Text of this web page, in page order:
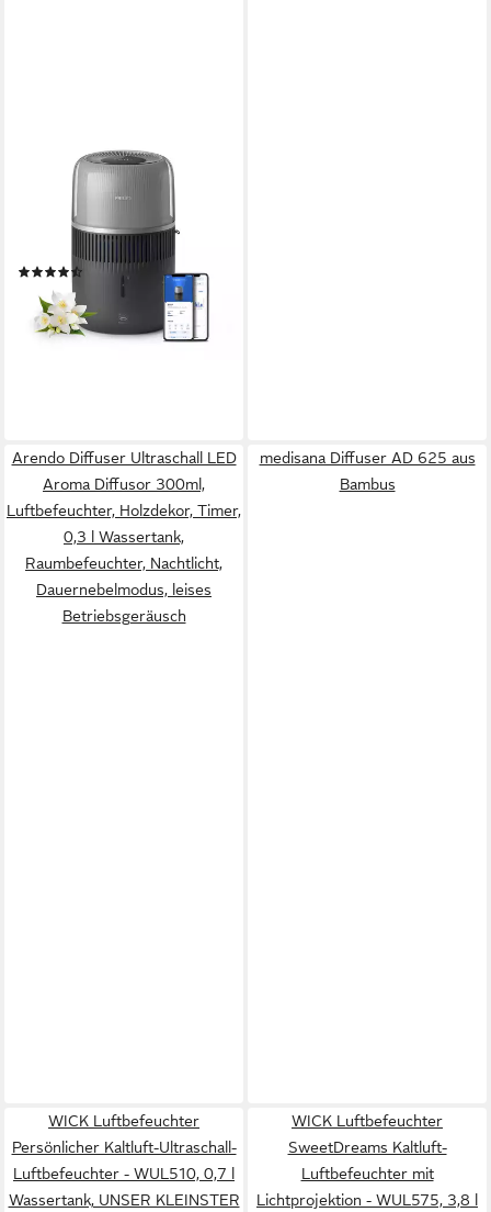
Luftbefeuchter HU5710/03
5000 Series, 4,5 l
Wassertank, für 56 m²
Räume, mit NanoCloud
Technologie(22)
133,71 €
-26%
lieferbar - in 1-2 Werktagen bei dir
Arendo Diffuser Ultraschall LED
Aroma Diffusor 300ml,
Luftbefeuchter, Holzdekor, Timer,
0,3 l Wassertank,
Raumbefeuchter, Nachtlicht,
Dauernebelmodus, leises
Betriebsgeräusch
medisana Diffuser AD 625 aus
Bambus
WICK Luftbefeuchter
Persönlicher Kaltluft-Ultraschall-
Luftbefeuchter - WUL510, 0,7 l
Wassertank, UNSER KLEINSTER
WICK Luftbefeuchter
SweetDreams Kaltluft-
Luftbefeuchter mit
Lichtprojektion - WUL575, 3,8 l